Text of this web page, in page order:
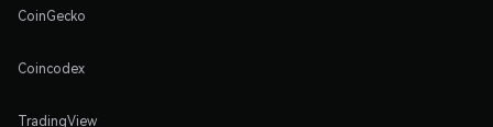
CoinGecko
Coincodex
TradingView